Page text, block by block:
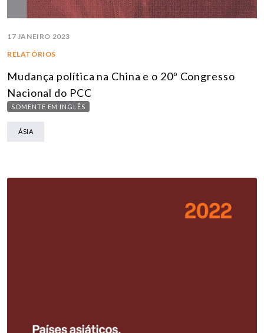
17 JANEIRO 2023
RELATÓRIOS
Mudança política na China e o 20º Congresso
Nacional do PCC
SOMENTE EM INGLÊS
ÁSIA